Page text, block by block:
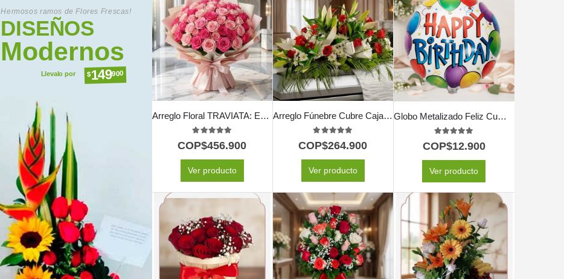
Hermosos ramos de Flores Frescas!
DISEÑOS
Modernos
Llevalo por $149900
Arreglo Floral TRAVIATA: Espectacular Ramo de 60 Rosas Fucsia y Rosadas 💝
5.00
COP$456.900
Ver producto
Arreglo Fúnebre Cubre Caja Paraíso
5.00
COP$264.900
Ver producto
Globo Metalizado Feliz Cumpleaños
5.00out of 5
COP$12.900
Ver producto